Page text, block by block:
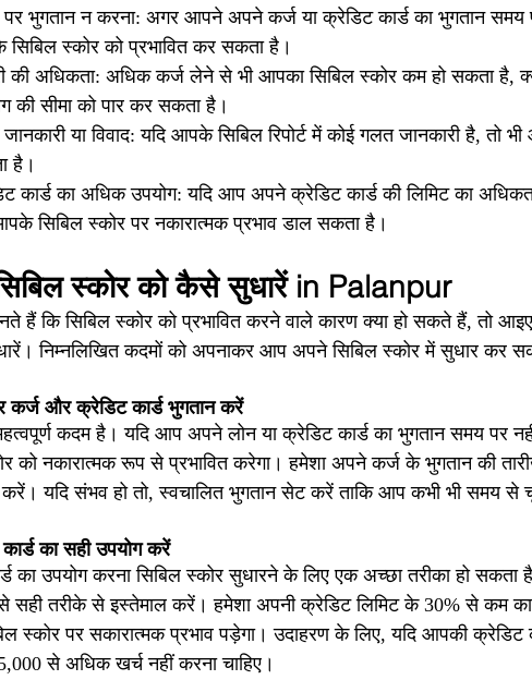
भुगतान न करना: अगर आपने अपने कर्ज या क्रेडिट कार्ड का भुगतान समय
स्कोर को प्रभावित कर सकता है।
की अधिकता: अधिक कर्ज लेने से भी आपका सिबिल स्कोर कम हो सकता है,
की सीमा को पार कर सकता है।
या विवाद: यदि आपके सिबिल रिपोर्ट में कोई गलत जानकारी है, तो
है।
कार्ड का अधिक उपयोग: यदि आप अपने क्रेडिट कार्ड की लिमिट का
सिबिल स्कोर पर नकारात्मक प्रभाव डाल सकता है।
स्कोर को कैसे सुधारें in Palanpur
हैं कि सिबिल स्कोर को प्रभावित करने वाले कारण क्या हो सकते हैं, तो
निम्नलिखित कदमों को अपनाकर आप अपने सिबिल स्कोर में सुधार कर
कर्ज और क्रेडिट कार्ड भुगतान करें
कदम है। यदि आप अपने लोन या क्रेडिट कार्ड का भुगतान समय पर
को नकारात्मक रूप से प्रभावित करेगा। हमेशा अपने कर्ज के भुगतान की
करें। यदि संभव हो तो, स्वचालित भुगतान सेट करें ताकि आप कभी भी समय से
का सही उपयोग करें
का उपयोग करना सिबिल स्कोर सुधारने के लिए एक अच्छा तरीका हो सकता
तरीके से इस्तेमाल करें। हमेशा अपनी क्रेडिट लिमिट के 30% से कम
स्कोर पर सकारात्मक प्रभाव पड़ेगा। उदाहरण के लिए, यदि आपकी क्रेडिट
से अधिक खर्च नहीं करना चाहिए।